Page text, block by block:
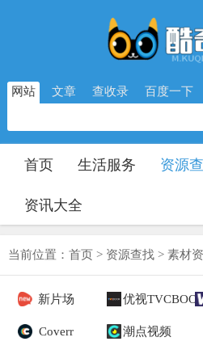
网站 文章 查收录 百度一下
首页 生活服务 资源
资讯大全
当前位置： 首页 > 资源查找 > 素材
新片场 优视
Coverr 潮点视频